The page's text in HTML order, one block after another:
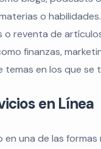
o habilidades.
reventa de
finanzas,
en los que se
en Línea
una de las